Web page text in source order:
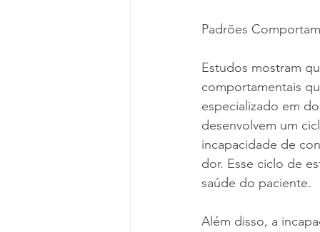
Padrões
Estudos mostram
comportamentais
especializado em
desenvolvem um
incapacidade de
dor. Esse ciclo de
saúde do paciente.
Além disso, a